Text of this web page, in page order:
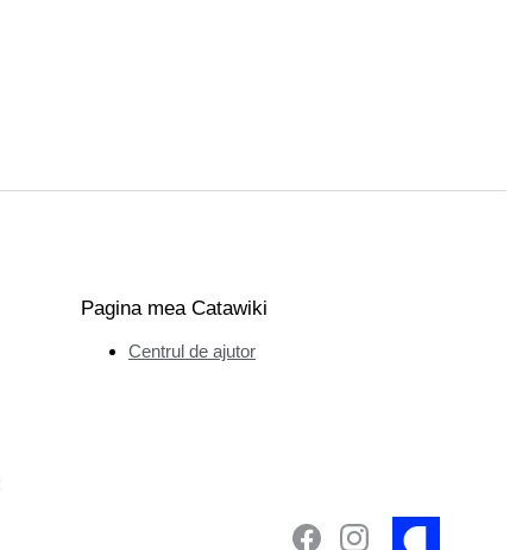
Pagina mea Catawiki
Centrul de ajutor